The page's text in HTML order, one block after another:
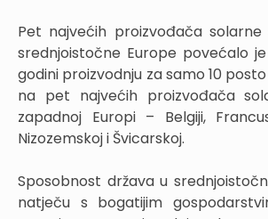
Pet najvećih proizvođača
srednjoistočne Europe povećalo
godini proizvodnju za samo 10
na pet najvećih proizvođača
zapadnoj Europi – Belgiji,
Nizozemskoj i Švicarskoj.
Sposobnost država u
natječu s bogatijim